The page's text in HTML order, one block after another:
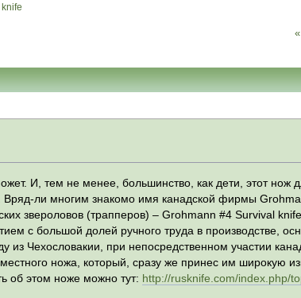
И, тем не менее, большинство, как дети, этот нож
Вряд-ли многим знакомо имя канадской фирмы
звероловов (трапперов) – Grohmann #4 Survival knife.
с большой долей ручного труда в производстве,
Чехословакии, при непосредственном участии
ножа, который, сразу же принес им широкую
об этом ноже можно тут: http://rusknife.com/index.php/